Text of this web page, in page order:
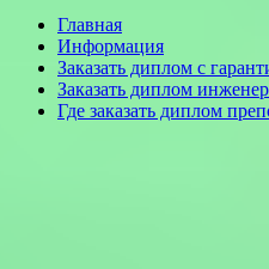
Главная
Информация
Заказать диплом с
Заказать диплом
Где заказать диплом